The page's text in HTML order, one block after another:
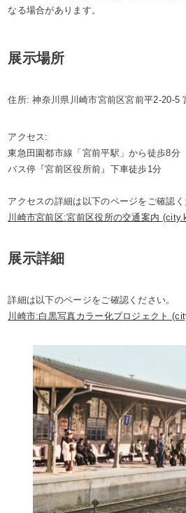
なる場合があります。
展示場所
住所: 神奈川県川崎市宮前区宮前平2-20-5
アクセス:
東急田園都市線「宮前平駅」から徒歩8分
バス停『宮前区役所前』下車徒歩1分
アクセスの詳細は以下のページをご確認く
川崎市宮前区:宮前区役所の交通案内
展示詳細
詳細は以下のページをご確認ください。
川崎市:白黒写真カラー化プロジェクト